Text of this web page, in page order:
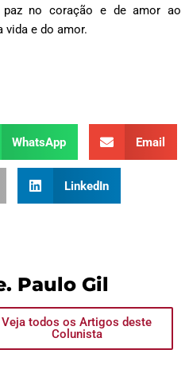
no coração e de amor ao
vida e do amor.
WhatsApp Email
LinkedIn
Paulo Gil
Veja todos os Artigos deste
Colunista